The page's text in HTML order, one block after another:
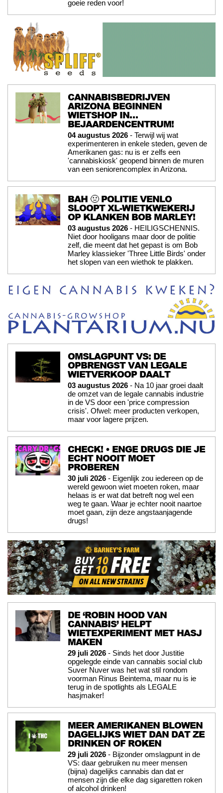
goeie reden voor!
CANNABISBEDRIJVEN
ARIZONA BEGINNEN
WIETSHOP IN…
BEJAARDENCENTRUM!
04 augustus 2026 - Terwijl wij wat
experimenteren in enkele steden, geven de
Amerikanen gas: nu is er zelfs een
'cannabiskiosk' geopend binnen de muren
van een seniorencomplex in Arizona.
BAH 🤢 POLITIE VENLO
SLOOPT XL-WIETKWEKERIJ
OP KLANKEN BOB MARLEY!
03 augustus 2026 - HEILIGSCHENNIS.
Niet door hooligans maar door de politie
zelf, die meent dat het gepast is om Bob
Marley klassieker 'Three Little Birds' onder
het slopen van een wiethok te plakken.
OMSLAGPUNT VS: DE
OPBRENGST VAN LEGALE
WIETVERKOOP DAALT
03 augustus 2026 - Na 10 jaar groei daalt
de omzet van de legale cannabis industrie
in de VS door een 'price compression
crisis'. Ofwel: meer producten verkopen,
maar voor lagere prijzen.
CHECK! • ENGE DRUGS DIE JE
ECHT NOOIT MOET
PROBEREN
30 juli 2026 - Eigenlijk zou iedereen op de
wereld gewoon wiet moeten roken, maar
helaas is er wat dat betreft nog wel een
weg te gaan. Waar je echter nooit naartoe
moet gaan, zijn deze angstaanjagende
drugs!
DE ‘ROBIN HOOD VAN
CANNABIS’ HELPT
WIETEXPERIMENT MET HASJ
MAKEN
29 juli 2026 - Sinds het door Justitie
opgelegde einde van cannabis social club
Suver Nuver was het wat stil rondom
voorman Rinus Beintema, maar nu is ie
terug in de spotlights als LEGALE
hasjmaker!
MEER AMERIKANEN BLOWEN
DAGELIJKS WIET DAN DAT ZE
DRINKEN OF ROKEN
29 juli 2026 - Bijzonder omslagpunt in de
VS: daar gebruiken nu meer mensen
(bijna) dagelijks cannabis dan dat er
mensen zijn die elke dag sigaretten roken
of alcohol drinken!